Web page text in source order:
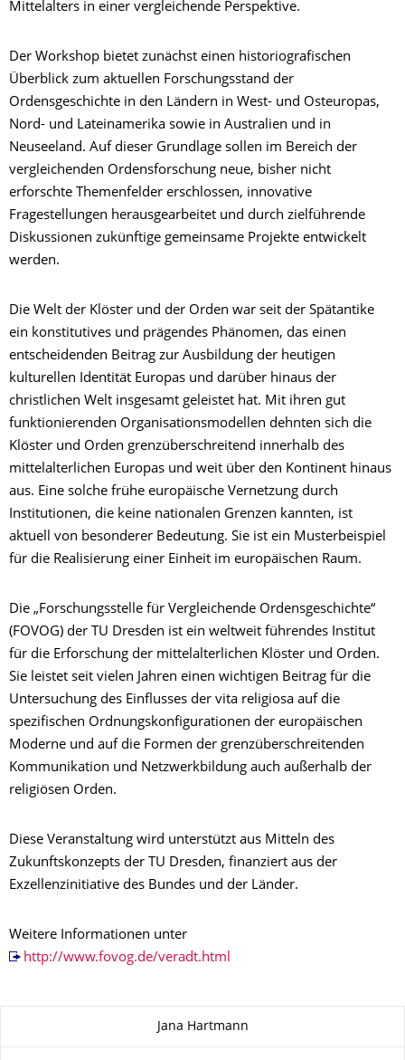
Mittelalters in einer vergleichende Perspektive.
Der Workshop bietet zunächst einen historiografischen
Überblick zum aktuellen Forschungsstand der
Ordensgeschichte in den Ländern in West- und Osteuropas,
Nord- und Lateinamerika sowie in Australien und in
Neuseeland. Auf dieser Grundlage sollen im Bereich der
vergleichenden Ordensforschung neue, bisher nicht
erforschte Themenfelder erschlossen, innovative
Fragestellungen herausgearbeitet und durch zielführende
Diskussionen zukünftige gemeinsame Projekte entwickelt
werden.
Die Welt der Klöster und der Orden war seit der Spätantike
ein konstitutives und prägendes Phänomen, das einen
entscheidenden Beitrag zur Ausbildung der heutigen
kulturellen Identität Europas und darüber hinaus der
christlichen Welt insgesamt geleistet hat. Mit ihren gut
funktionierenden Organisationsmodellen dehnten sich die
Klöster und Orden grenzüberschreitend innerhalb des
mittelalterlichen Europas und weit über den Kontinent hinaus
aus. Eine solche frühe europäische Vernetzung durch
Institutionen, die keine nationalen Grenzen kannten, ist
aktuell von besonderer Bedeutung. Sie ist ein Musterbeispiel
für die Realisierung einer Einheit im europäischen Raum.
Die „Forschungsstelle für Vergleichende Ordensgeschichte“
(FOVOG) der TU Dresden ist ein weltweit führendes Institut
für die Erforschung der mittelalterlichen Klöster und Orden.
Sie leistet seit vielen Jahren einen wichtigen Beitrag für die
Untersuchung des Einflusses der vita religiosa auf die
spezifischen Ordnungskonfigurationen der europäischen
Moderne und auf die Formen der grenzüberschreitenden
Kommunikation und Netzwerkbildung auch außerhalb der
religiösen Orden.
Diese Veranstaltung wird unterstützt aus Mitteln des
Zukunftskonzepts der TU Dresden, finanziert aus der
Exzellenzinitiative des Bundes und der Länder.
Weitere Informationen unter
http://www.fovog.de/veradt.html
Jana Hartmann